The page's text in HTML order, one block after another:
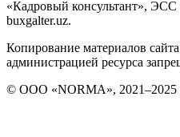
Локальные акты
Юридические вопросы
«Кадровый консультант», ЭСС
buxgalter.uz.
Копирование материалов сайта
администрацией ресурса
© ООО «NORMA», 2021–2025